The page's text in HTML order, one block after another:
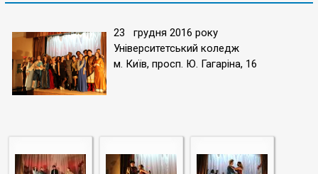
23 грудня 2016 року
Університетський коледж
м. Київ, просп. Ю. Гагаріна, 16